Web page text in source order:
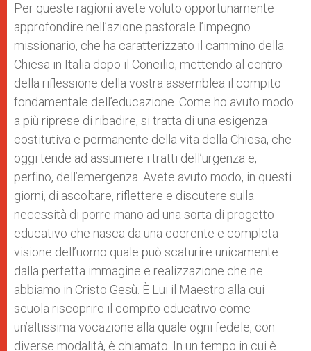
Per queste ragioni avete voluto opportunamente
approfondire nell’azione pastorale l’impegno
missionario, che ha caratterizzato il cammino della
Chiesa in Italia dopo il Concilio, mettendo al centro
della riflessione della vostra assemblea il compito
fondamentale dell’educazione. Come ho avuto modo
a più riprese di ribadire, si tratta di una esigenza
costitutiva e permanente della vita della Chiesa, che
oggi tende ad assumere i tratti dell’urgenza e,
perfino, dell’emergenza. Avete avuto modo, in questi
giorni, di ascoltare, riflettere e discutere sulla
necessità di porre mano ad una sorta di progetto
educativo che nasca da una coerente e completa
visione dell’uomo quale può scaturire unicamente
dalla perfetta immagine e realizzazione che ne
abbiamo in Cristo Gesù. È Lui il Maestro alla cui
scuola riscoprire il compito educativo come
un’altissima vocazione alla quale ogni fedele, con
diverse modalità, è chiamato. In un tempo in cui è